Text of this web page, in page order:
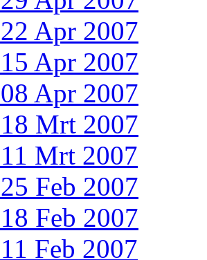
Apr 2007
Apr 2007
Apr 2007
Mrt 2007
Mrt 2007
Feb 2007
Feb 2007
Feb 2007